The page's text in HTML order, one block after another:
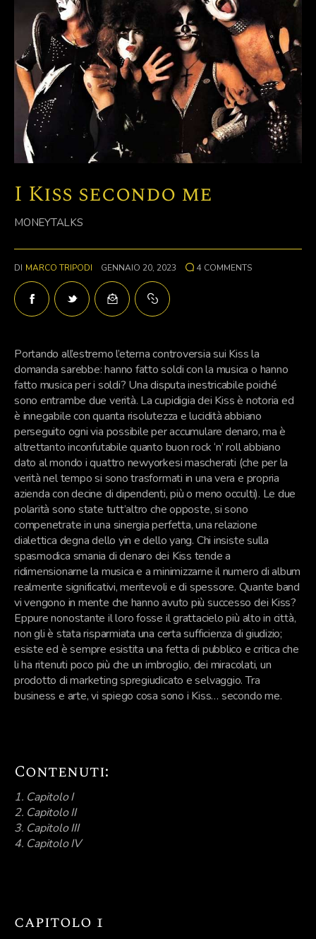
I Kiss secondo me
MONEYTALKS
DI MARCO TRIPODI GENNAIO 20, 2023 4 COMMENTS
Portando all’estremo l’eterna controversia sui Kiss la
domanda sarebbe: hanno fatto soldi con la musica o hanno
fatto musica per i soldi? Una disputa inestricabile poiché
sono entrambe due verità. La cupidigia dei Kiss è notoria ed
è innegabile con quanta risolutezza e lucidità abbiano
perseguito ogni via possibile per accumulare denaro, ma è
altrettanto inconfutabile quanto buon rock ‘n’ roll abbiano
dato al mondo i quattro newyorkesi mascherati (che per la
verità nel tempo si sono trasformati in una vera e propria
azienda con decine di dipendenti, più o meno occulti). Le due
polarità sono state tutt’altro che opposte, si sono
compenetrate in una sinergia perfetta, una relazione
dialettica degna dello yin e dello yang. Chi insiste sulla
spasmodica smania di denaro dei Kiss tende a
ridimensionarne la musica e a minimizzarne il numero di album
realmente significativi, meritevoli e di spessore. Quante band
vi vengono in mente che hanno avuto più successo dei Kiss?
Eppure nonostante il loro fosse il grattacielo più alto in città,
non gli è stata risparmiata una certa sufficienza di giudizio;
esiste ed è sempre esistita una fetta di pubblico e critica che
li ha ritenuti poco più che un imbroglio, dei miracolati, un
prodotto di marketing spregiudicato e selvaggio. Tra
business e arte, vi spiego cosa sono i Kiss… secondo me.
Contenuti:
1. Capitolo I
2. Capitolo II
3. Capitolo III
4. Capitolo IV
capitolo 1